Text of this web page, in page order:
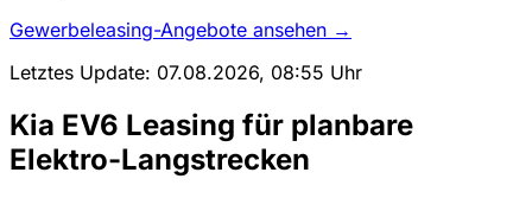
Gewerbeleasing-Angebote ansehen →
Letztes Update: 07.08.2026, 08:55 Uhr
Kia EV6 Leasing für planbare
Elektro-Langstrecken